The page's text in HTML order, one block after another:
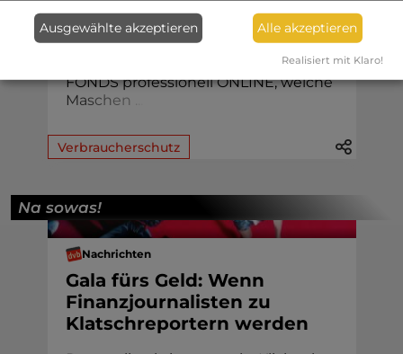
Betrugsnetzwerke machen
Finanzbetrug immer raffinierter.
Sandra Pöheim von Watchlist
Internet erklärt im Gespräch mit
FONDS professionell ONLINE, welche
Maschen
Verbraucherschutz
Na sowas!
Nachrichten
Gala fürs Geld: Wenn
Finanzjournalisten zu
Klatschreportern werden
Ausgewählte akzeptieren Alle akzeptieren
Realisiert mit Klaro!